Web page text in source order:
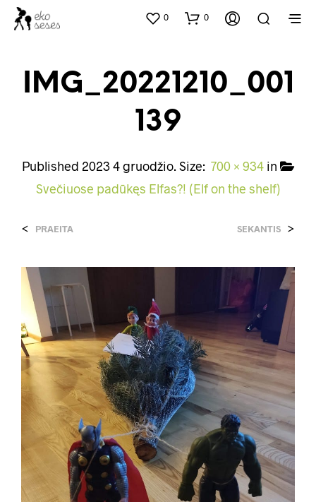
0 0
IMG_20221210_001
139
Published 2023 4 gruodžio. Size: 700 × 934 in
Svečiuose padūkęs Elfas?! (Elf on the shelf)
< PRAEITA SEKANTIS >